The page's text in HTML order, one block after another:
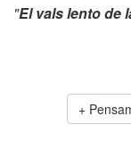
"El vals lento de
+